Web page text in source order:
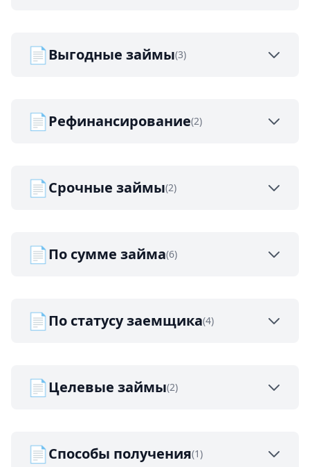
📄Выгодные займы(3)
📄Рефинансирование(2)
📄Срочные займы(2)
📄По сумме займа(6)
📄По статусу заемщика(4)
📄Целевые займы(2)
📄Способы получения(1)